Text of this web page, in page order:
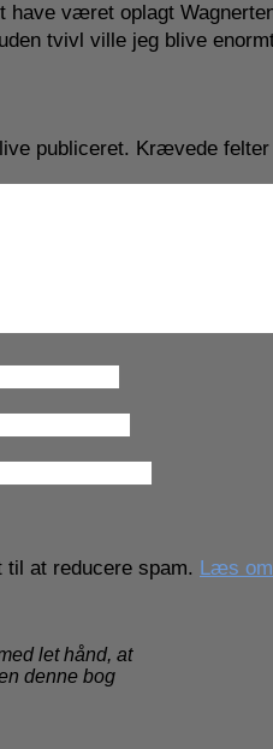
været oplagt
tvivl ville jeg blive
publiceret. Krævede
til at reducere spam. Læs om
let hånd, at
denne bog